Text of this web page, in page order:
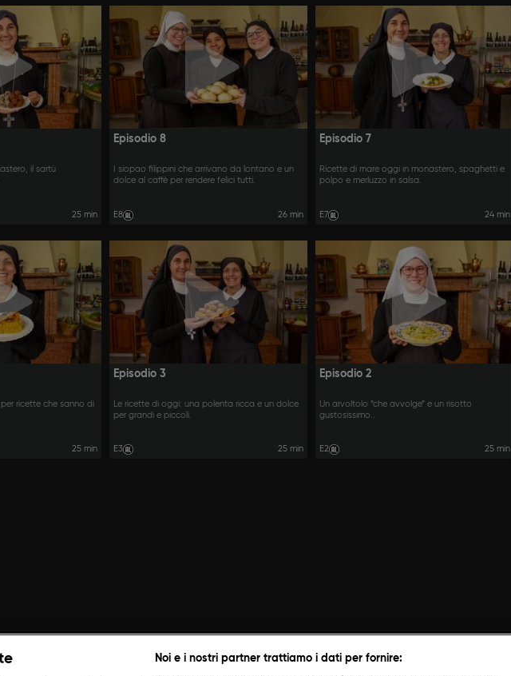
il sartù
25 min
Episodio 8
I siopao filippini che arrivano da lontano e un
dolce al caffè per rendere felici tutti.
E8 26 min
Episodio 7
Ricette di mare oggi in monastero, spaghetti e
polpo e merluzzo in salsa.
E7 24 min
ricette che sanno di
25 min
Episodio 3
Le ricette di oggi: una polenta ricca e un dolce
per grandi e piccoli.
E3 25 min
Episodio 2
Un arvoltolo “che avvolge” e un risotto
gustosissimo..
E2 25 min
Noi e i nostri partner trattiamo i dati per fornire: